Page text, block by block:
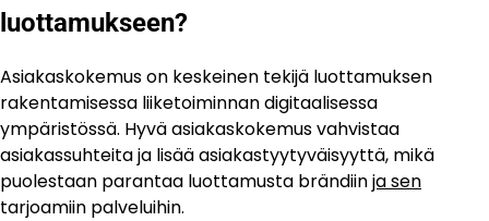
luottamukseen?
Asiakaskokemus on keskeinen tekijä luottamuksen
rakentamisessa liiketoiminnan digitaalisessa
ympäristössä. Hyvä asiakaskokemus vahvistaa
asiakassuhteita ja lisää asiakastyytyväisyyttä, mikä
puolestaan parantaa luottamusta brändiinja sen
tarjoamiin palveluihin.